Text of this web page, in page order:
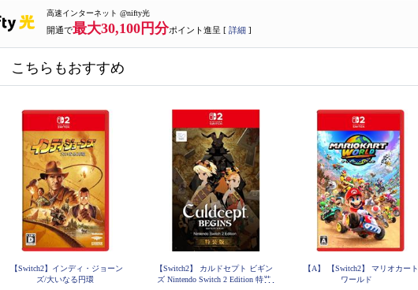
高速インターネット @nifty光
開通で最大30,100円分ポイント進呈 [ 詳細 ]
こちらもおすすめ
【Switch2】インディ・ジョーン
ズ/大いなる円環
【Switch2】 カルドセプト ビギン
ズ Nintendo Switch 2 Edition 特装
【A】 【Switch2】 マリオカート
ワールド